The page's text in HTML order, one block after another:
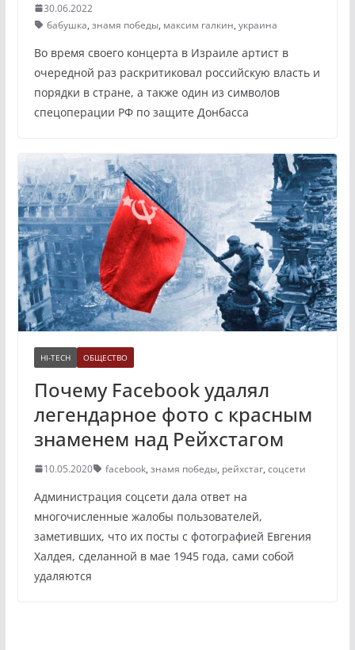
30.06.2022
бабушка, знамя победы, максим галкин, украина
Во время своего концерта в Израиле артист в
очередной раз раскритиковал российскую власть и
порядки в стране, а также один из символов
спецоперации РФ по защите Донбасса
HI-TECH ОБЩЕСТВО
Почему Facebook удалял
легендарное фото с красным
знаменем над Рейхстагом
10.05.2020 facebook, знамя победы, рейхстаг, соцсети
Администрация соцсети дала ответ на
многочисленные жалобы пользователей,
заметивших, что их посты с фотографией Евгения
Халдея, сделанной в мае 1945 года, сами собой
удаляются